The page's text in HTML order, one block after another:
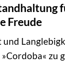
Freude
und
zu